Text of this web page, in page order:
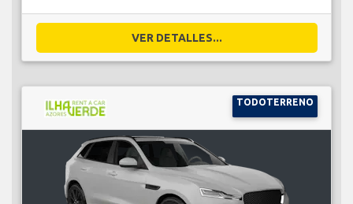
VER DETALLES...
TODOTERRENO